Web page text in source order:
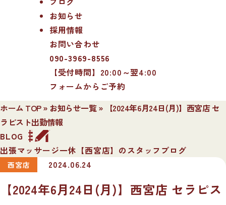
お知らせ
採用情報
お問い合わせ
090-3969-8556
【受付時間】20:00～翌4:00
フォームからご予約
ホーム TOP» お知らせ一覧»
【2024年6月24日(月)】西宮店 セ
ラピスト出勤情報
BLOG
出張マッサージ一休【西宮店】のスタッフブログ
西宮店 2024.06.24
【2024年6月24日(月)】西宮店 セラピス